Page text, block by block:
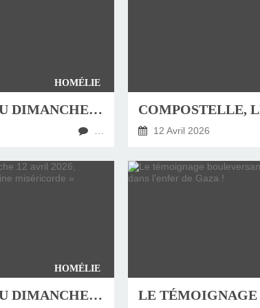
HOMÉLIE
HOMÉLIE DU DIMANCHE 19 AVRIL 2026
12 Avril 2026
HOMÉLIE
HOMÉLIE DU DIMANCHE 12 AVRIL 2026, DIMANCHE DE LA « DIVINE MISÉRICORDE »